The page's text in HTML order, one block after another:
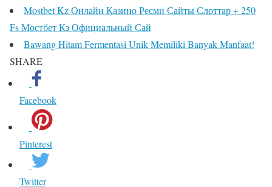
Mostbet Kz Онлайн Казино Ресми Сайты Слоттар + 250
Fs Мостбет Кз Официальный Сай
Bawang Hitam Fermentasi Unik Memiliki Banyak Manfaat!
SHARE
Facebook
Pinterest
Twitter